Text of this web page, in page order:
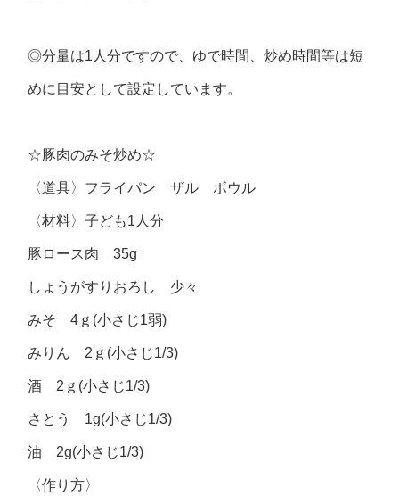
◎分量は1人分ですので、ゆで時間、炒め時間等は短
めに目安として設定しています。
☆豚肉のみそ炒め☆
〈道具〉フライパン ザル ボウル
〈材料〉子ども1人分
豚ロース肉 35g
しょうがすりおろし 少々
みそ 4ｇ(小さじ1弱)
みりん 2ｇ(小さじ1/3)
酒 2ｇ(小さじ1/3)
さとう 1g(小さじ1/3)
油 2g(小さじ1/3)
〈作り方〉